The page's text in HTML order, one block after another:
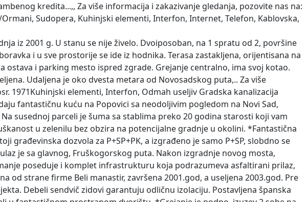
kredita...,, Za više informacija i zakazivanje gledanja, pozovite nas na:
Sudopera, Kuhinjski elementi, Interfon, Internet, Telefon, Kablovska,
iz 2001 g. U stanu se nije živelo. Dvoiposoban, na 1 spratu od 2, površine
i u sve prostorije se ide iz hodnika. Terasa zastakljena, orijentisana na
i parking mesto ispred zgrade. Grejanje centralno, ima svoj kotao.
Udaljena je oko dvesta metara od Novosadskog puta,.. Za više
1971Kuhinjski elementi, Interfon, Odmah useljiv Gradska kanalizacija
fantastičnu kuću na Popovici sa neodoljivim pogledom na Novi Sad,
susednoj parceli je šuma sa stablima preko 20 godina starosti koji vam
u zelenilu bez obzira na potencijalne gradnje u okolini. *Fantastična
dozvola za P+SP+PK, a izgrađeno je samo P+SP, slobdno se
je sa glavnog, Fruškogorskog puta. Nakon izgradnje novog mosta,
poseduje i komplet infrastrukturu koja podrazumeva asfaltirani prilaz,
strane firme Beli manastir, završena 2001.god, a useljena 2003.god. Pre
Debeli sendvič zidovi garantuju odličnu izolaciju. Postavljena španska